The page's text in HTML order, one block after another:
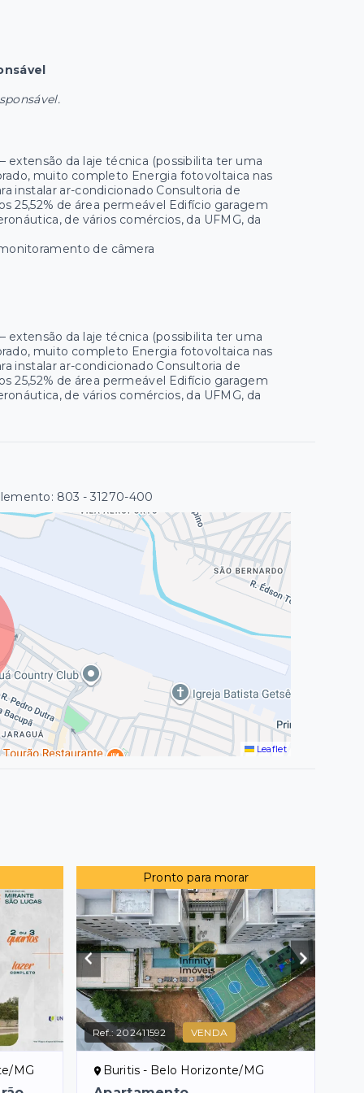
extensão da laje técnica (possibilita ter uma
muito completo Energia fotovoltaica nas
instalar ar-condicionado Consultoria de
25,52% de área permeável Edifício garagem
de vários comércios, da UFMG, da
de câmera
extensão da laje técnica (possibilita ter uma
muito completo Energia fotovoltaica nas
instalar ar-condicionado Consultoria de
25,52% de área permeável Edifício garagem
de vários comércios, da UFMG, da
803 - 31270-400
Leaflet
MG
Pronto para morar
Ref.:202411592 VENDA
Buritis - Belo Horizonte/MG